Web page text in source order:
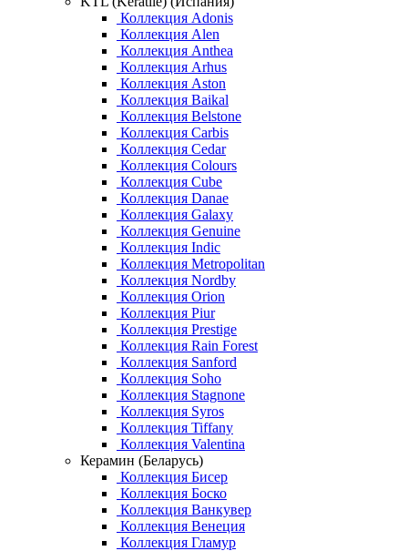
Коллекция Adonis
Коллекция Alen
Коллекция Anthea
Коллекция Arhus
Коллекция Aston
Коллекция Baikal
Коллекция Belstone
Коллекция Carbis
Коллекция Cedar
Коллекция Colours
Коллекция Cube
Коллекция Danae
Коллекция Galaxy
Коллекция Genuine
Коллекция Indic
Коллекция Metropolitan
Коллекция Nordby
Коллекция Orion
Коллекция Piur
Коллекция Prestige
Коллекция Rain Forest
Коллекция Sanford
Коллекция Soho
Коллекция Stagnone
Коллекция Syros
Коллекция Tiffany
Коллекция Valentina
Керамин (Беларусь)
Коллекция Бисер
Коллекция Боско
Коллекция Ванкувер
Коллекция Венеция
Коллекция Гламур